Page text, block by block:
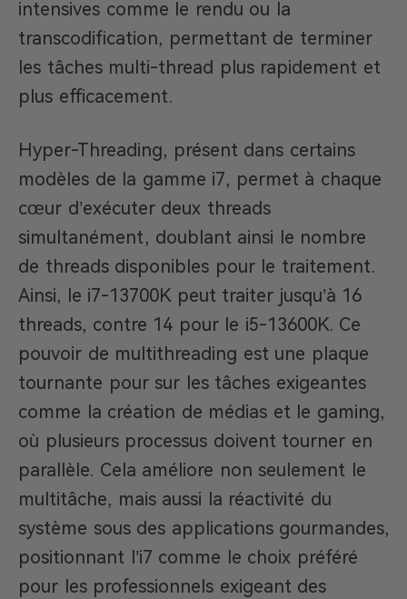
intensives comme le rendu ou la
transcodification, permettant de terminer
les tâches multi-thread plus rapidement et
plus efficacement.
Hyper-Threading, présent dans certains
modèles de la gamme i7, permet à chaque
cœur d’exécuter deux threads
simultanément, doublant ainsi le nombre
de threads disponibles pour le traitement.
Ainsi, le i7-13700K peut traiter jusqu’à 16
threads, contre 14 pour le i5-13600K. Ce
pouvoir de multithreading est une plaque
tournante pour sur les tâches exigeantes
comme la création de médias et le gaming,
où plusieurs processus doivent tourner en
parallèle. Cela améliore non seulement le
multitâche, mais aussi la réactivité du
système sous des applications gourmandes,
positionnant l’i7 comme le choix préféré
pour les professionnels exigeant des